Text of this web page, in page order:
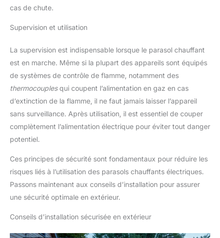
cas de chute.
Supervision et utilisation
La supervision est indispensable lorsque le parasol chauffant
est en marche. Même si la plupart des appareils sont équipés
de systèmes de contrôle de flamme, notamment des
thermocouplesqui coupent l’alimentation en gaz en cas
d’extinction de la flamme, il ne faut jamais laisser l’appareil
sans surveillance. Après utilisation, il est essentiel de couper
complètement l’alimentation électrique pour éviter tout danger
potentiel.
Ces principes de sécurité sont fondamentaux pour réduire les
risques liés à l’utilisation des parasols chauffants électriques.
Passons maintenant aux conseils d’installation pour assurer
une sécurité optimale en extérieur.
Conseils d’installation sécurisée en extérieur